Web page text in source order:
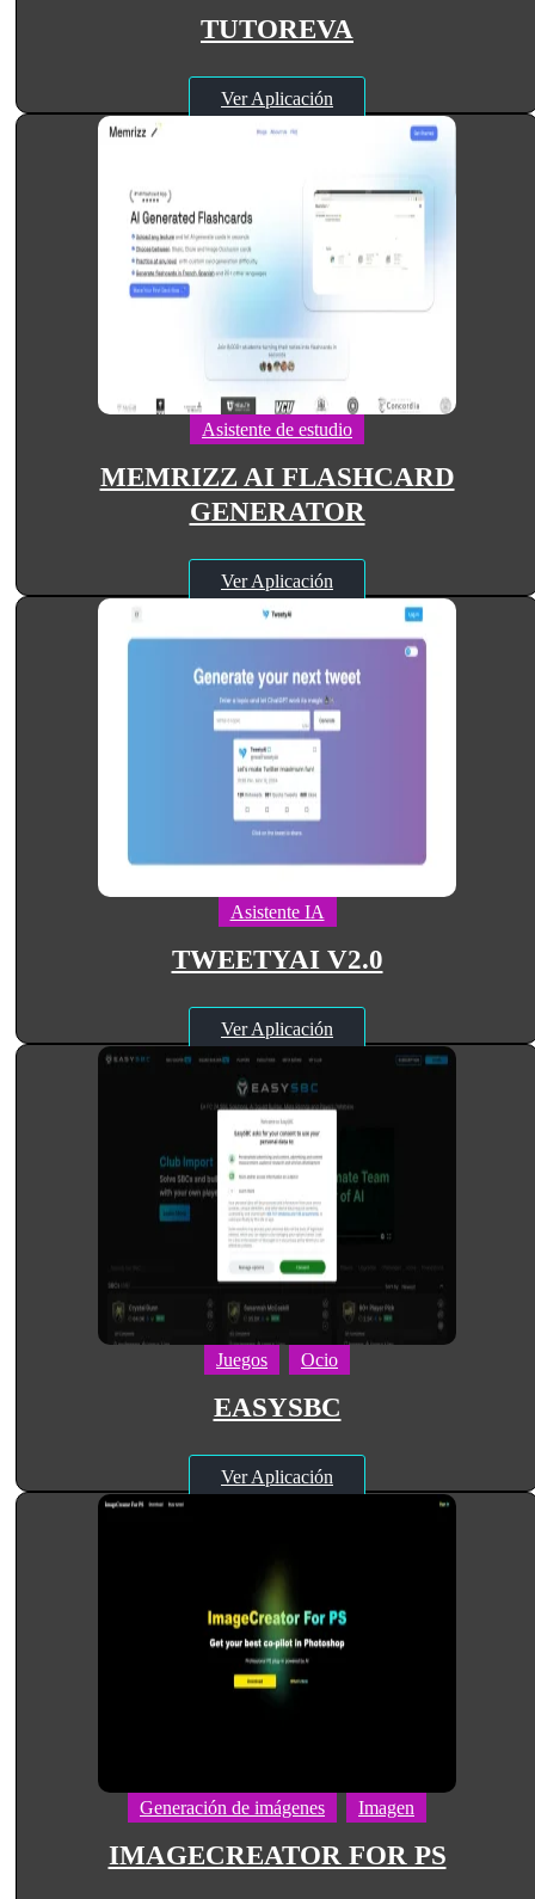
TUTOREVA
Ver Aplicación
Asistente de estudio
MEMRIZZ AI FLASHCARD
GENERATOR
Ver Aplicación
Asistente IA
TWEETYAI V2.0
Ver Aplicación
Juegos Ocio
EASYSBC
Ver Aplicación
Generación de imágenes Imagen
IMAGECREATOR FOR PS